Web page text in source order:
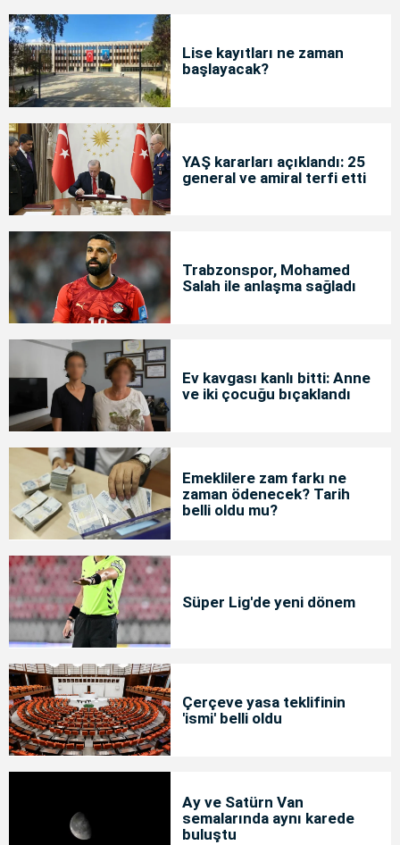
Lise kayıtları ne zaman
başlayacak?
YAŞ kararları açıklandı: 25
general ve amiral terfi etti
Trabzonspor, Mohamed
Salah ile anlaşma sağladı
Ev kavgası kanlı bitti: Anne
ve iki çocuğu bıçaklandı
Emeklilere zam farkı ne
zaman ödenecek? Tarih
belli oldu mu?
Süper Lig'de yeni dönem
Çerçeve yasa teklifinin
'ismi' belli oldu
Ay ve Satürn Van
semalarında aynı karede
buluştu